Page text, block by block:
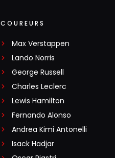
COUREURS
Max Verstappen
Lando Norris
George Russell
Charles Leclerc
Lewis Hamilton
Fernando Alonso
Andrea Kimi Antonelli
Isack Hadjar